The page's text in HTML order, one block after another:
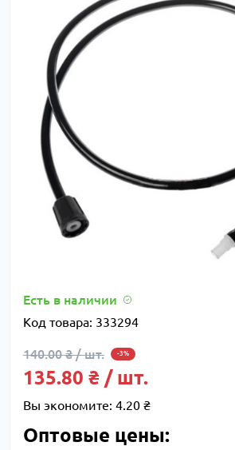
Есть в наличии
Код товара: 333294
140.00 ₴ / шт. -3%
135.80 ₴ / шт.
Вы экономите: 4.20 ₴
Оптовые цены: